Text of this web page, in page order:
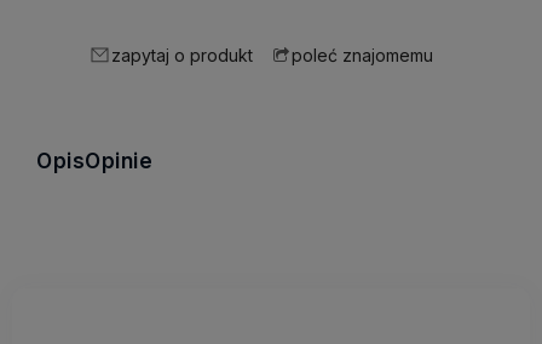
zapytaj o produkt poleć znajomemu
OpisOpinie